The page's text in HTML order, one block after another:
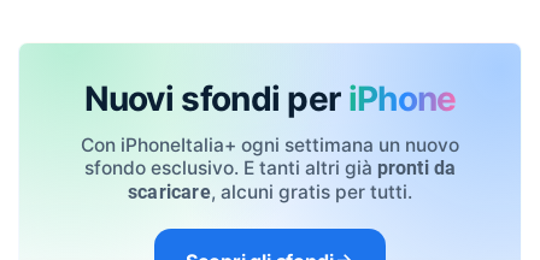
Nuovi sfondi per iPhone
Con iPhoneItalia+ ogni settimana un nuovo
sfondo esclusivo. E tanti altri già pronti da
scaricare, alcuni gratis per tutti.